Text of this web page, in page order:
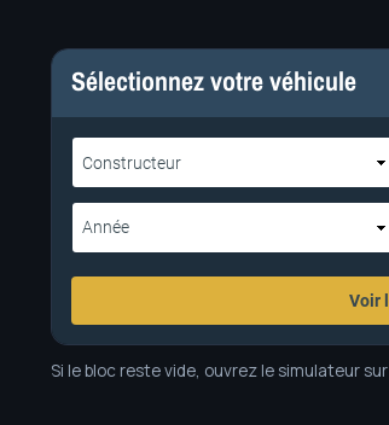
Si le bloc reste vide, ouvrez le simulateur sur